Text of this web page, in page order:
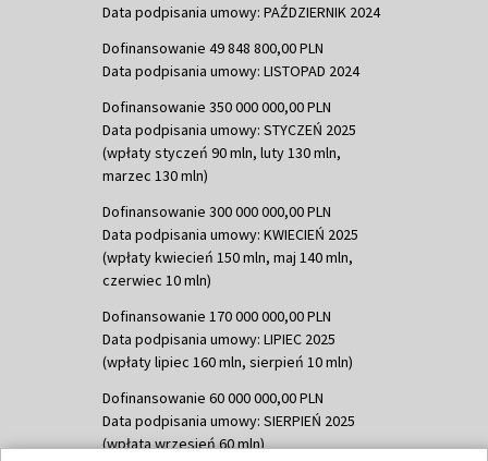
Data podpisania umowy: PAŹDZIERNIK 2024
Dofinansowanie 49 848 800,00 PLN
Data podpisania umowy: LISTOPAD 2024
Dofinansowanie 350 000 000,00 PLN
Data podpisania umowy: STYCZEŃ 2025
(wpłaty styczeń 90 mln, luty 130 mln,
marzec 130 mln)
Dofinansowanie 300 000 000,00 PLN
Data podpisania umowy: KWIECIEŃ 2025
(wpłaty kwiecień 150 mln, maj 140 mln,
czerwiec 10 mln)
Dofinansowanie 170 000 000,00 PLN
Data podpisania umowy: LIPIEC 2025
(wpłaty lipiec 160 mln, sierpień 10 mln)
Dofinansowanie 60 000 000,00 PLN
Data podpisania umowy: SIERPIEŃ 2025
(wpłata wrzesień 60 mln)